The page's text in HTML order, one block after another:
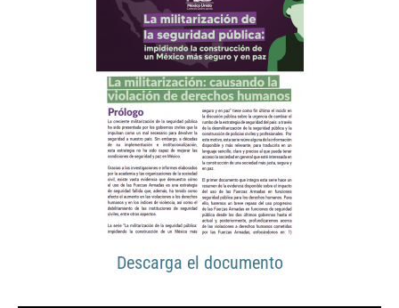
Descarga el documento